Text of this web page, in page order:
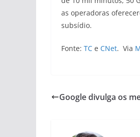
as operadoras
subsídio.
Fonte: TC e CNet. Via
Google divulga os